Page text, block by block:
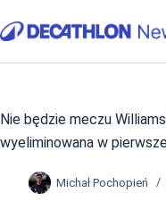
do
Nie będzie meczu
wyeliminowana w
Michał Pochopień